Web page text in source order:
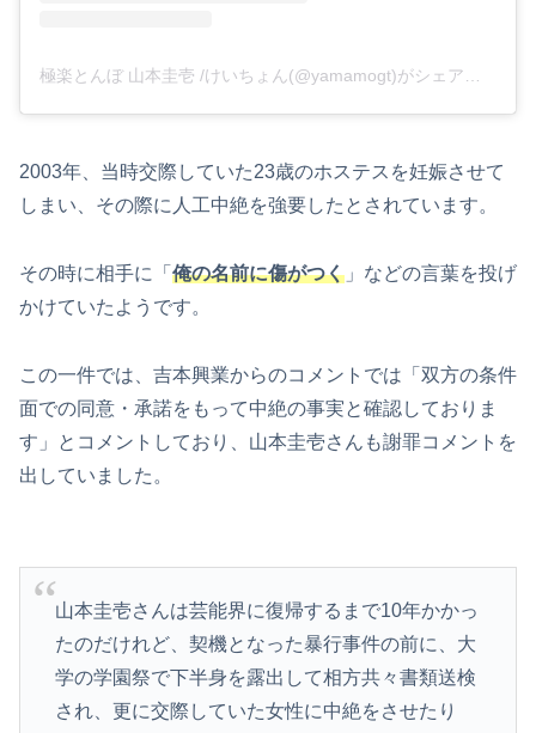
2003年、当時交際していた23歳のホステスを妊娠させて
しまい、その際に人工中絶を強要したとされています。
その時に相手に「 俺の名前に傷がつく 」などの言葉を投げ
かけていたようです。
この一件では、吉本興業からのコメントでは「双方の条件
面での同意・承諾をもって中絶の事実と確認しておりま
す」とコメントしており、山本圭壱さんも謝罪コメントを
出していました。
山本圭壱さんは芸能界に復帰するまで10年かかっ
たのだけれど、契機となった暴行事件の前に、大
学の学園祭で下半身を露出して相方共々書類送検
され、更に交際していた女性に中絶をさせたり